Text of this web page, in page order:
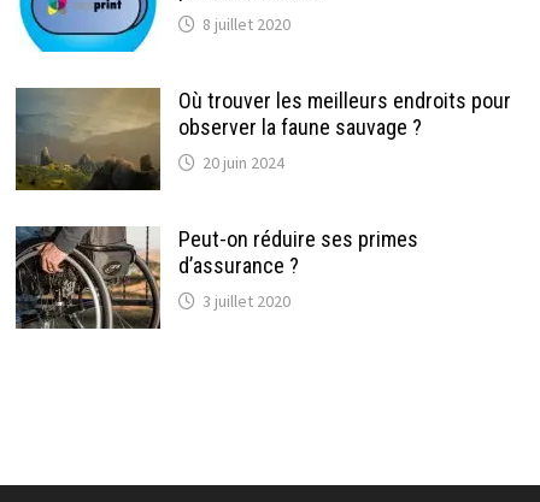
8 juillet 2020
Où trouver les meilleurs endroits pour
observer la faune sauvage ?
20 juin 2024
Peut-on réduire ses primes
d’assurance ?
3 juillet 2020